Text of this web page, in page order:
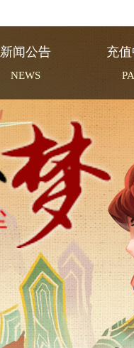
新闻公告
NEWS
充